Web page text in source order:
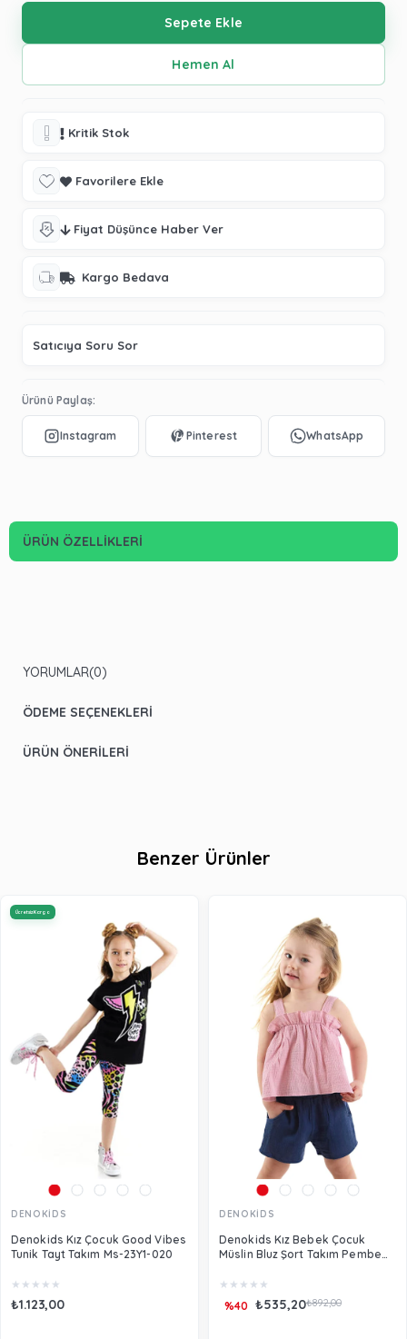
Kritik Stok
Favorilere Ekle
Fiyat Düşünce Haber Ver
Kargo Bedava
Satıcıya Soru Sor
Ürünü Paylaş:
ÜRÜN ÖZELLIKLERI
YORUMLAR(0)
ÖDEME SEÇENEKLERI
ÜRÜN ÖNERILERI
Benzer Ürünler
DENOKİDS
Denokids Kız Çocuk Good Vibes
Tunik Tayt Takım Ms-23Y1-020
★ ★ ★ ★ ★
₺1.123,00
Ücretsiz Kargo
DENOKİDS
Denokids Kız Bebek Çocuk
Müslin Bluz Şort Takım Pembe
★ ★ ★ ★ ★
₺535,20₺892,00
%40